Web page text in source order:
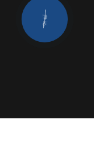
КНОПКА
ЗВ'ЯЗКУ